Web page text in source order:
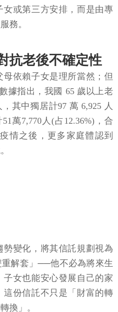
或第三方安排，而是由專
務。
抗老後不確定性
依賴子女是理所當然；但
據指出，我國 65 歲以上老
其中獨居計97 萬 6,925 人
萬7,770人(占12.36%)，合
情之後，更多家庭體認到
變化，將其信託規劃視為
解套」──他不必為將來生
女也能安心發展自己的家
這份信託不只是「財富的轉
換」。